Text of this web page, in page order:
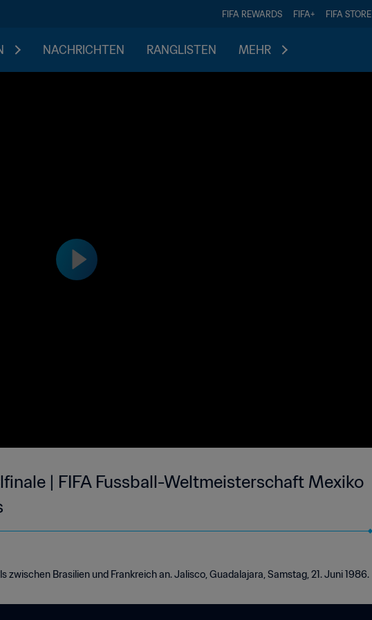
FIFA REWARDS FIFA+ FIFA STORE
NACHRICHTEN RANGLISTEN MEHR
| FIFA Fussball-Weltmeisterschaft Mexiko
Brasilien und Frankreich an. Jalisco, Guadalajara, Samstag, 21. Juni 1986.